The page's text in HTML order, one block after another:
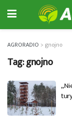
AGRORADIO > gnojno
Tag:gnojno